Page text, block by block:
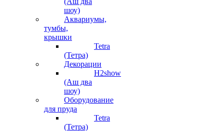
шоу)
Аквариумы,
тумбы,
крышки
Tetra
(Тетра)
Декорации
H2show
(Аш два
шоу)
Оборудование
для пруда
Tetra
(Тетра)